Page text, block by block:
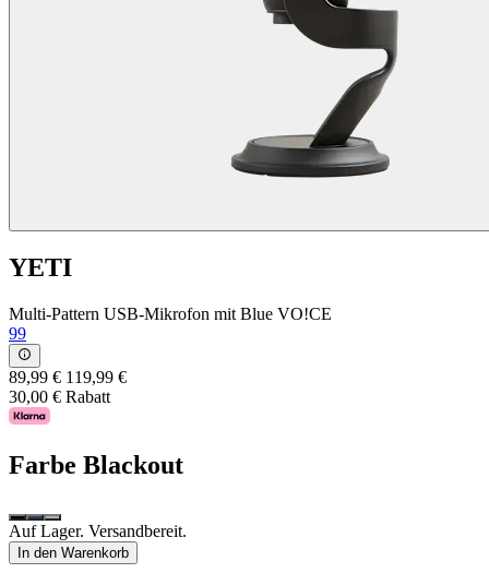
YETI
Multi-Pattern USB-Mikrofon mit Blue VO!CE
99
89,99 € 119,99 €
30,00 € Rabatt
Farbe Blackout
Auf Lager. Versandbereit.
In den Warenkorb